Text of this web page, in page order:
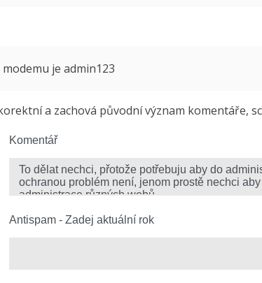
je admin123
a zachová původní význam komentáře,
Komentář
Antispam - Zadej aktuální rok